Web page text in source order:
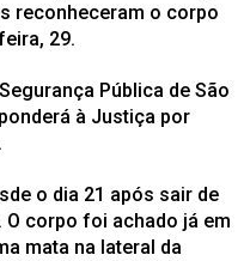
reconheceram o corpo
29.
Pública de São
à Justiça por
o dia 21 após sair de
corpo foi achado já em
mata na lateral da